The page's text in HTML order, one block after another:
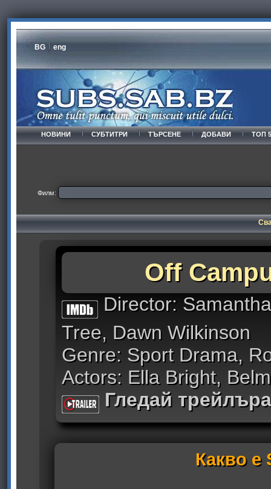
BG eng
НОВИНИ СУБТИТРИ ТЪРСЕНЕ ДОБАВИ ТОП
Филм:
Off
Director:
Tree, Dawn Wilkinson
Genre: Sport Drama,
Actors: Ella Bright,
Гледай трейлъра
Какво е